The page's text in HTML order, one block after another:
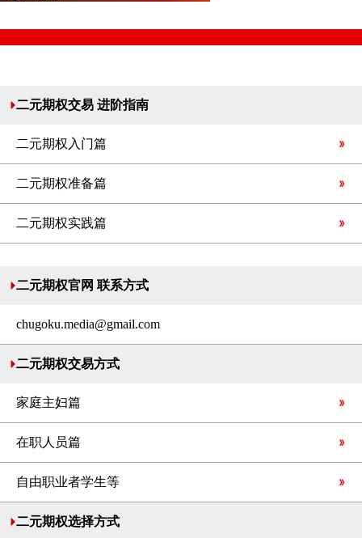
二元期权交易 进阶指南
二元期权入门篇
二元期权准备篇
二元期权实践篇
二元期权官网 联系方式
chugoku.media@gmail.com
二元期权交易方式
家庭主妇篇
在职人员篇
自由职业者学生等
二元期权选择方式